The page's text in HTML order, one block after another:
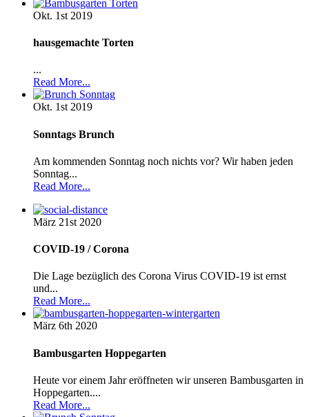
Okt. 1st 2019
hausgemachte Torten
...
Read More...
Okt. 1st 2019
Sonntags Brunch
Am kommenden Sonntag noch nichts vor? Wir haben jeden
Sonntag...
Read More...
März 21st 2020
COVID-19 / Corona
Die Lage bezüglich des Corona Virus COVID-19 ist ernst
und...
Read More...
März 6th 2020
Bambusgarten Hoppegarten
Heute vor einem Jahr eröffneten wir unseren Bambusgarten in
Hoppegarten....
Read More...